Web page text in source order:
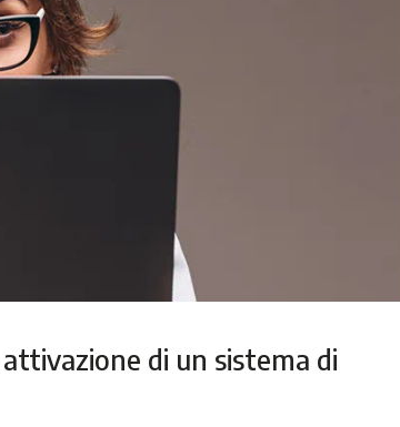
di un sistema di